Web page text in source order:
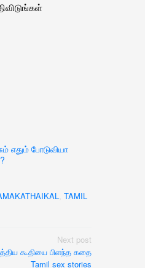
எதும் போடுவியா
, TAMIL
Next post
கூதியை பிளந்த கதை
Tamil sex stories